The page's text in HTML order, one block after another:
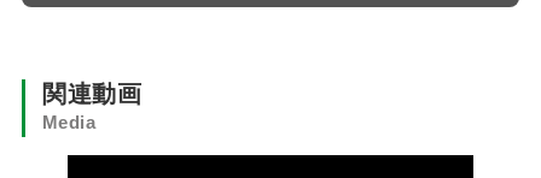
関連動画
Media